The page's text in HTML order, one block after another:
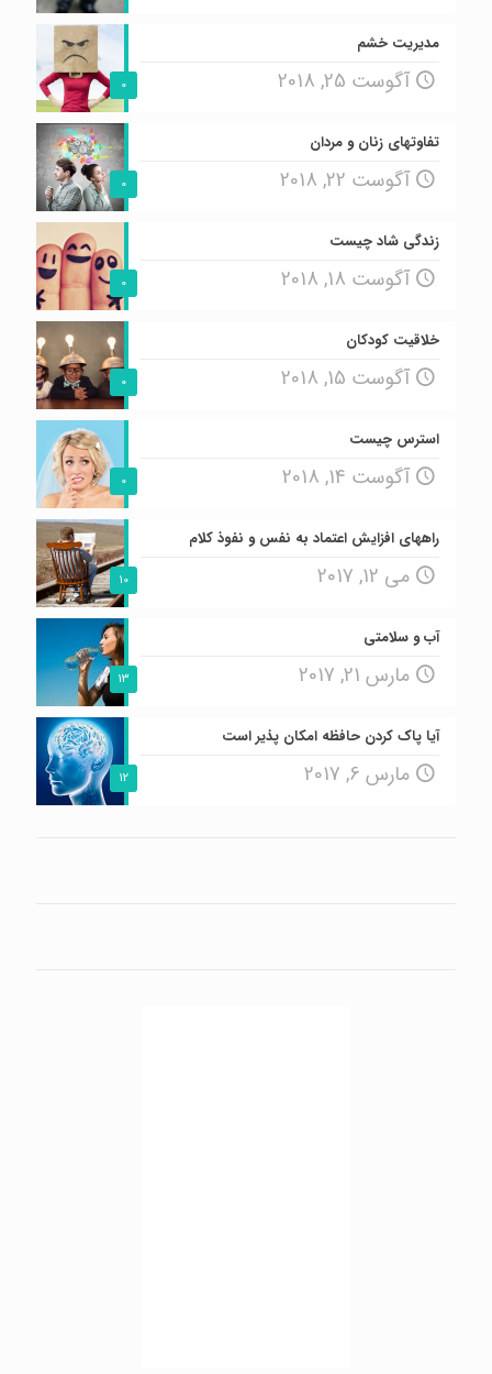
0
مدیریت خشم
آگوست 25, 2018
0
تفاوتهای زنان و مردان
آگوست 22, 2018
0
زندگی شاد چیست
آگوست 18, 2018
0
خلاقیت کودکان
آگوست 15, 2018
0
استرس چیست
آگوست 14, 2018
10
راههای افزایش اعتماد به نفس و نفوذ کلام
می 12, 2017
13
آب و سلامتی
مارس 21, 2017
12
آیا پاک کردن حافظه امکان پذیر است
مارس 6, 2017